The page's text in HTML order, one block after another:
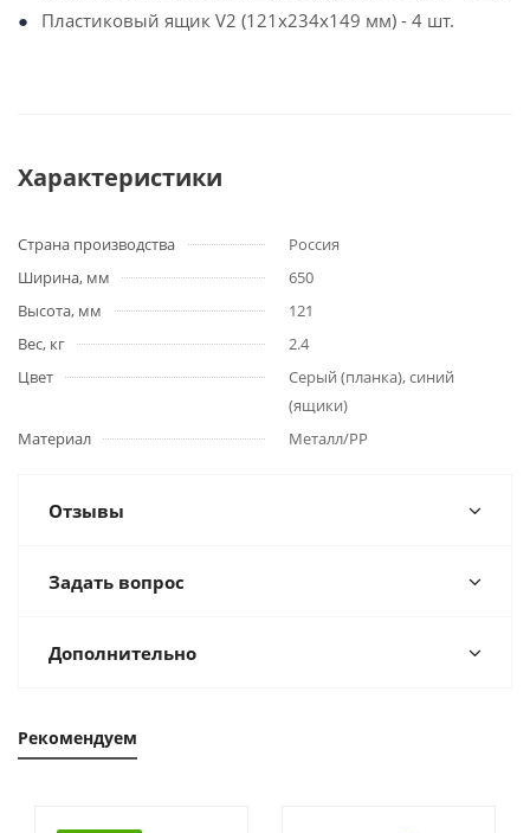
Пластиковый ящик V2 (121x234x149 мм) - 4 шт.
Характеристики
Страна производства
Россия
Ширина, мм
650
Высота, мм
121
Вес, кг
2.4
Цвет
Серый (планка), синий
(ящики)
Материал
Металл/PP
Отзывы
Задать вопрос
Дополнительно
Рекомендуем